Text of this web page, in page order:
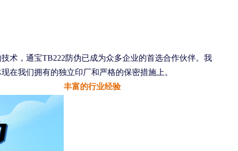
术，通宝TB222防伪已成为众多企业的首选合作伙伴。我
在我们拥有的独立印厂和严格的保密措施上。
丰富的行业经验